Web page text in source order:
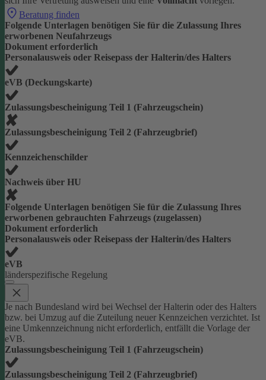
Beratung finden
Folgende Unterlagen benötigen Sie für die Zulassung Ihres
erworbenen Neufahrzeugs
Dokument erforderlich
Personalausweis oder Reisepass der Halterin/des Halters
eVB (Deckungskarte)
Zulassungsbescheinigung Teil 1 (Fahrzeugschein)
Zulassungsbescheinigung Teil 2 (Fahrzeugbrief)
Kennzeichenschilder
Nachweis über HU
Folgende Unterlagen benötigen Sie für die Zulassung Ihres
erworbenen gebrauchten Fahrzeugs (zugelassen)
Dokument erforderlich
Personalausweis oder Reisepass der Halterin/des Halters
eVB
länderspezifische Regelung
Je nach Bundesland wird bei Wechsel der Halterin oder des Halters
bzw. bei Umzug auf die Zuteilung neuer Kennzeichen verzichtet. Ist
eine Umkennzeichnung nicht erforderlich, entfällt die Vorlage der
eVB.
Zulassungsbescheinigung Teil 1 (Fahrzeugschein)
Zulassungsbescheinigung Teil 2 (Fahrzeugbrief)